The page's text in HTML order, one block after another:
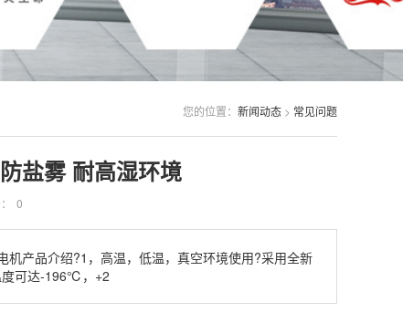
您的位置： 新闻动态 > 常见问题
盐雾 耐高湿环境
0
产品介绍?1，高温，低温，真空环境使用?采用全新
度可达-196℃，+2